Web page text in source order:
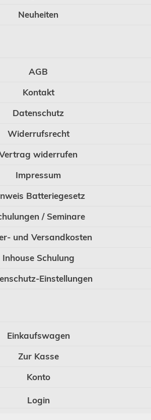
Neuheiten
AGB
Kontakt
Datenschutz
Widerrufsrecht
widerrufen
Impressum
Batteriegesetz
/ Seminare
und Versandkosten
Inhouse Schulung
Einstellungen
Einkaufswagen
Zur Kasse
Konto
Login